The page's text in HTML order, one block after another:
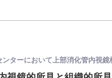
ターにおいて上部消化管内視